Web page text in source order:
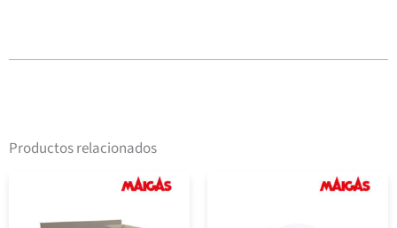
Productos relacionados